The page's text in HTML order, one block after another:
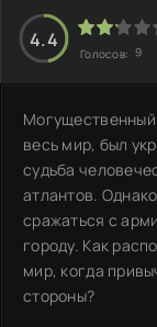
4.4
Голосов: 9
Могущественный
весь мир, был
судьба
атлантов.
сражаться с
городу. Как
мир, когда
стороны?